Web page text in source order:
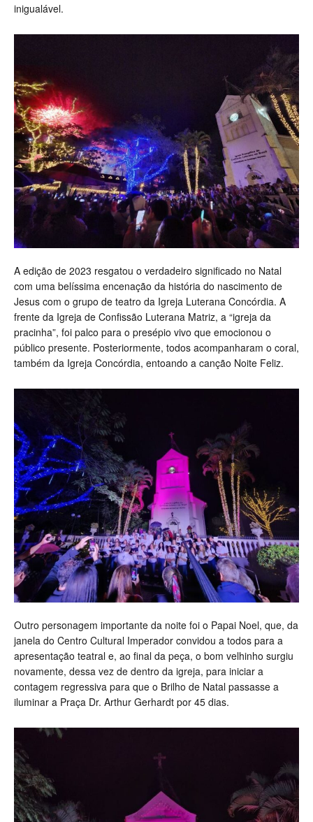
inigualável.
A edição de 2023 resgatou o verdadeiro significado no Natal
com uma belíssima encenação da história do nascimento de
Jesus com o grupo de teatro da Igreja Luterana Concórdia. A
frente da Igreja de Confissão Luterana Matriz, a “igreja da
pracinha”, foi palco para o presépio vivo que emocionou o
público presente. Posteriormente, todos acompanharam o coral,
também da Igreja Concórdia, entoando a canção Noite Feliz.
Outro personagem importante da noite foi o Papai Noel, que, da
janela do Centro Cultural Imperador convidou a todos para a
apresentação teatral e, ao final da peça, o bom velhinho surgiu
novamente, dessa vez de dentro da igreja, para iniciar a
contagem regressiva para que o Brilho de Natal passasse a
iluminar a Praça Dr. Arthur Gerhardt por 45 dias.